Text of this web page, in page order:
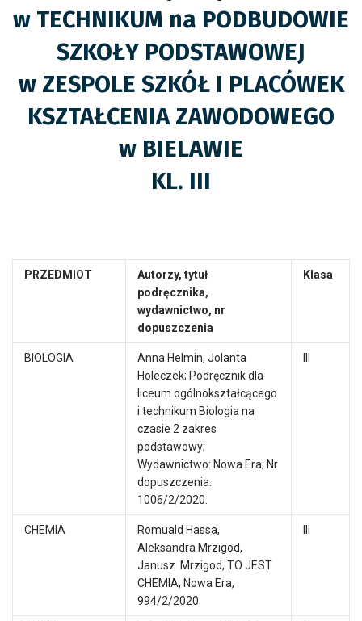
w TECHNIKUM na PODBUDOWIE
SZKOŁY PODSTAWOWEJ
w ZESPOLE SZKÓŁ I PLACÓWEK
KSZTAŁCENIA ZAWODOWEGO
w BIELAWIE
KL. III
PRZEDMIOT
Autorzy, tytuł
podręcznika,
wydawnictwo, nr
dopuszczenia
Klasa
BIOLOGIA
Anna Helmin, Jolanta
Holeczek; Podręcznik dla
liceum ogólnokształcącego
i technikum Biologia na
czasie 2 zakres
podstawowy;
Wydawnictwo: Nowa Era; Nr
dopuszczenia:
1006/2/2020.
III
CHEMIA
Romuald Hassa,
Aleksandra Mrzigod,
Janusz Mrzigod, TO JEST
CHEMIA, Nowa Era,
994/2/2020.
III